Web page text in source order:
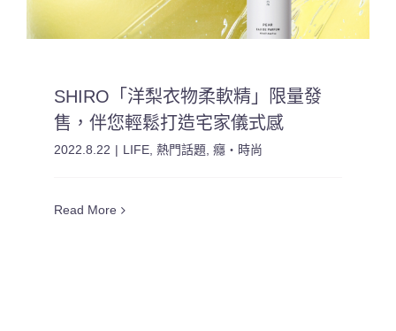
SHIRO「洋梨衣物柔軟精」限量發
售，伴您輕鬆打造宅家儀式感
2022.8.22 | LIFE ,熱門話題 ,癮・時尚
Read More